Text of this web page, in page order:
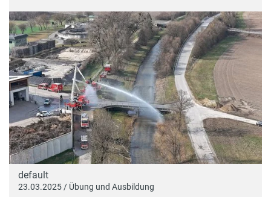
default
23.03.2025 / Übung und Ausbildung